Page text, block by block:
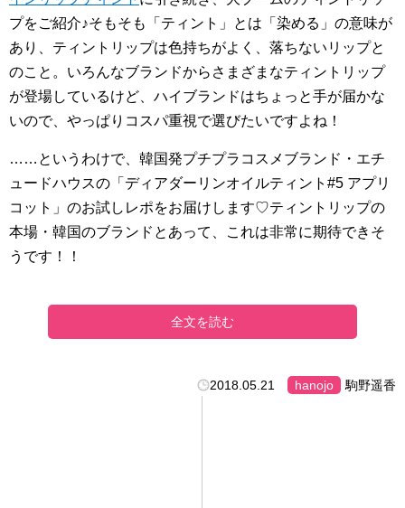
プをご紹介♪そもそも「ティント」とは「染める」の意味が
あり、ティントリップは色持ちがよく、落ちないリップと
のこと。いろんなブランドからさまざまなティントリップ
が登場しているけど、ハイブランドはちょっと手が届かな
いので、やっぱりコスパ重視で選びたいですよね！
……というわけで、韓国発プチプラコスメブランド・エチ
ュードハウスの「ディアダーリンオイルティント#5 アプリ
コット」のお試しレポをお届けします♡ティントリップの
本場・韓国のブランドとあって、これは非常に期待できそ
うです！！
全文を読む
2018.05.21 hanojo 駒野遥香